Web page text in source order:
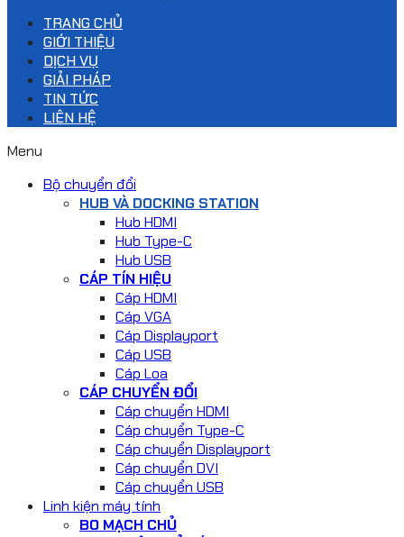
TRANG CHỦ
GIỚI THIỆU
DỊCH VỤ
GIẢI PHÁP
TIN TỨC
LIÊN HỆ
Menu
Bộ chuyển đổi
HUB VÀ DOCKING STATION
Hub HDMI
Hub Type-C
Hub USB
CÁP TÍN HIỆU
Cáp HDMI
Cáp VGA
Cáp Displayport
Cáp USB
Cáp Loa
CÁP CHUYỂN ĐỔI
Cáp chuyển HDMI
Cáp chuyển Type-C
Cáp chuyển Displayport
Cáp chuyển DVI
Cáp chuyển USB
Linh kiện máy tính
BO MẠCH CHỦ